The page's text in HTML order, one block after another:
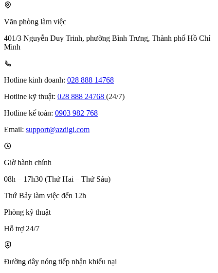
Văn phòng làm việc
401/3 Nguyễn Duy Trinh, phường Bình Trưng, Thành phố Hồ Chí
Minh
Hotline kinh doanh: 028 888 14768
Hotline kỹ thuật: 028 888 24768 (24/7)
Hotline kế toán: 0903 982 768
Email: support@azdigi.com
Giờ hành chính
08h – 17h30 (Thứ Hai – Thứ Sáu)
Thứ Bảy làm việc đến 12h
Phòng kỹ thuật
Hỗ trợ 24/7
Đường dây nóng tiếp nhận khiếu nại